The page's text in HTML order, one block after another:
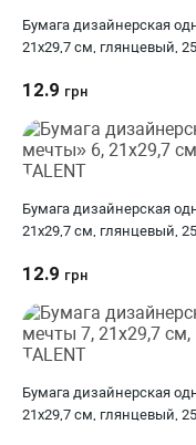
Бумага дизайнерская
21х29,7 см, глянцевый,
12.9 грн
Бумага дизайнерская
21х29,7 см, глянцевый,
12.9 грн
Бумага дизайнерская
21х29,7 см, глянцевый,